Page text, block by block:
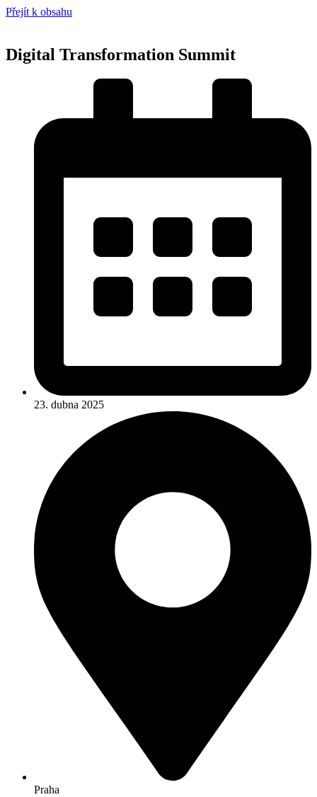
Přejít k obsahu
Digital Transformation Summit
23. dubna 2025
Praha